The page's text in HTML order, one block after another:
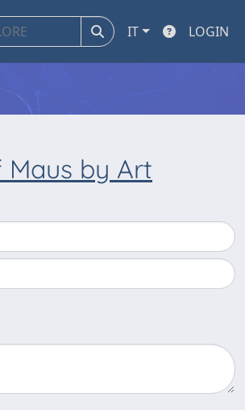
IT LOGIN
Maus by Art